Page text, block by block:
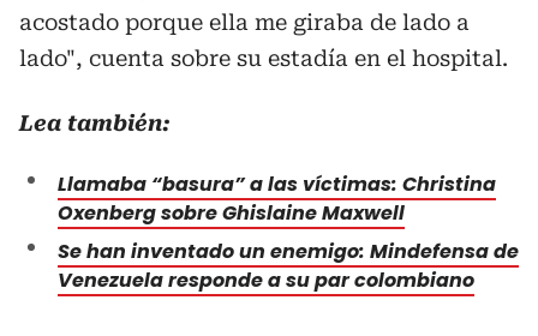
acostado porque ella me giraba de lado a
lado", cuenta sobre su estadía en el hospital.
Lea también:
Llamaba “basura” a las víctimas: Christina
Oxenberg sobre Ghislaine Maxwell
Se han inventado un enemigo: Mindefensa de
Venezuela responde a su par colombiano